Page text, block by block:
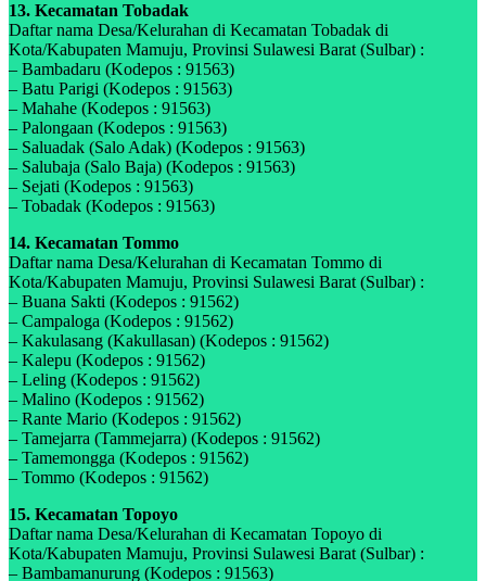
13. Kecamatan Tobadak
Daftar nama Desa/Kelurahan di Kecamatan Tobadak di
Kota/Kabupaten Mamuju, Provinsi Sulawesi Barat (Sulbar) :
– Bambadaru (Kodepos : 91563)
– Batu Parigi (Kodepos : 91563)
– Mahahe (Kodepos : 91563)
– Palongaan (Kodepos : 91563)
– Saluadak (Salo Adak) (Kodepos : 91563)
– Salubaja (Salo Baja) (Kodepos : 91563)
– Sejati (Kodepos : 91563)
– Tobadak (Kodepos : 91563)
14. Kecamatan Tommo
Daftar nama Desa/Kelurahan di Kecamatan Tommo di
Kota/Kabupaten Mamuju, Provinsi Sulawesi Barat (Sulbar) :
– Buana Sakti (Kodepos : 91562)
– Campaloga (Kodepos : 91562)
– Kakulasang (Kakullasan) (Kodepos : 91562)
– Kalepu (Kodepos : 91562)
– Leling (Kodepos : 91562)
– Malino (Kodepos : 91562)
– Rante Mario (Kodepos : 91562)
– Tamejarra (Tammejarra) (Kodepos : 91562)
– Tamemongga (Kodepos : 91562)
– Tommo (Kodepos : 91562)
15. Kecamatan Topoyo
Daftar nama Desa/Kelurahan di Kecamatan Topoyo di
Kota/Kabupaten Mamuju, Provinsi Sulawesi Barat (Sulbar) :
– Bambamanurung (Kodepos : 91563)